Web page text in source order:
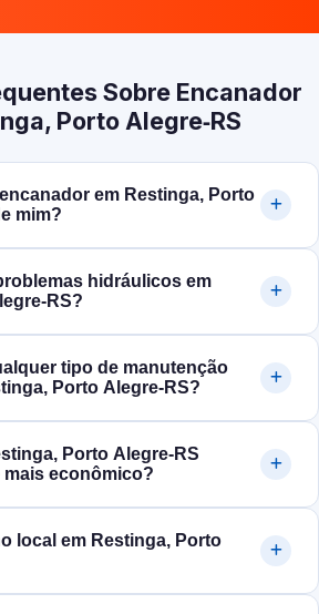
Sobre Encanador
Porto Alegre‑RS
em Restinga, Porto
mim?
hidráulicos em
tipo de manutenção
Porto Alegre‑RS?
Porto Alegre‑RS
mais econômico?
local em Restinga, Porto